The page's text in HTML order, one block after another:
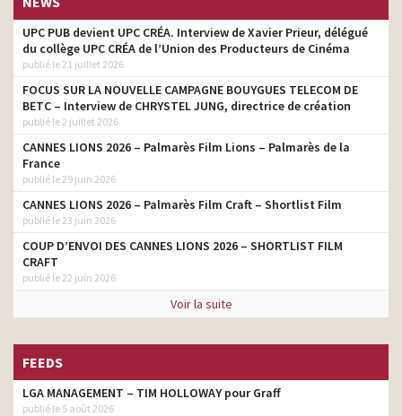
UPC PUB devient UPC CRÉA. Interview de Xavier Prieur, délégué
du collège UPC CRÉA de l’Union des Producteurs de Cinéma
publié le 21 juillet 2026
FOCUS SUR LA NOUVELLE CAMPAGNE BOUYGUES TELECOM DE
BETC – Interview de CHRYSTEL JUNG, directrice de création
publié le 2 juillet 2026
CANNES LIONS 2026 – Palmarès Film Lions – Palmarès de la
France
publié le 29 juin 2026
CANNES LIONS 2026 – Palmarès Film Craft – Shortlist Film
publié le 23 juin 2026
COUP D’ENVOI DES CANNES LIONS 2026 – SHORTLIST FILM
CRAFT
publié le 22 juin 2026
Voir la suite
FEEDS
LGA MANAGEMENT – TIM HOLLOWAY pour Graff
publié le 5 août 2026